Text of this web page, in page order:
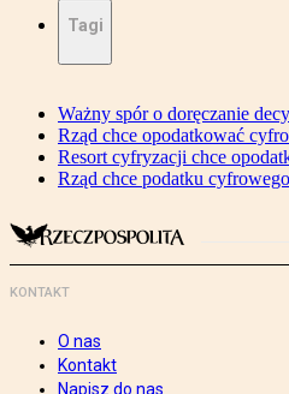
Tagi
Ważny spór o doręczanie
Rząd chce opodatkować
Resort cyfryzacji chce
Rząd chce podatku
KONTAKT
O nas
Kontakt
Napisz do nas